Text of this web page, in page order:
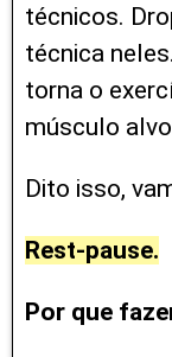
técnicos.
técnica neles.
torna o
músculo
Dito isso,
Rest-pause.
Por que